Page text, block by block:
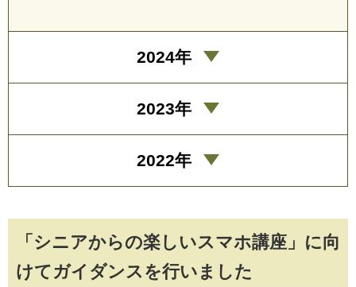
「シニアからの楽しいスマホ講座」に向
けてガイダンスを行いました
2024年
2023年
2022年